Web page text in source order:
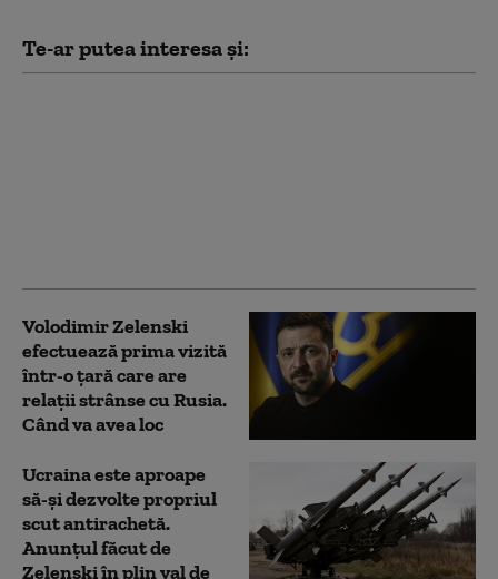
Te-ar putea interesa și:
Volodimir Zelenski
efectuează prima vizită
într-o țară care are
relații strânse cu Rusia.
Când va avea loc
Ucraina este aproape
să-și dezvolte propriul
scut antirachetă.
Anunțul făcut de
Zelenski în plin val de